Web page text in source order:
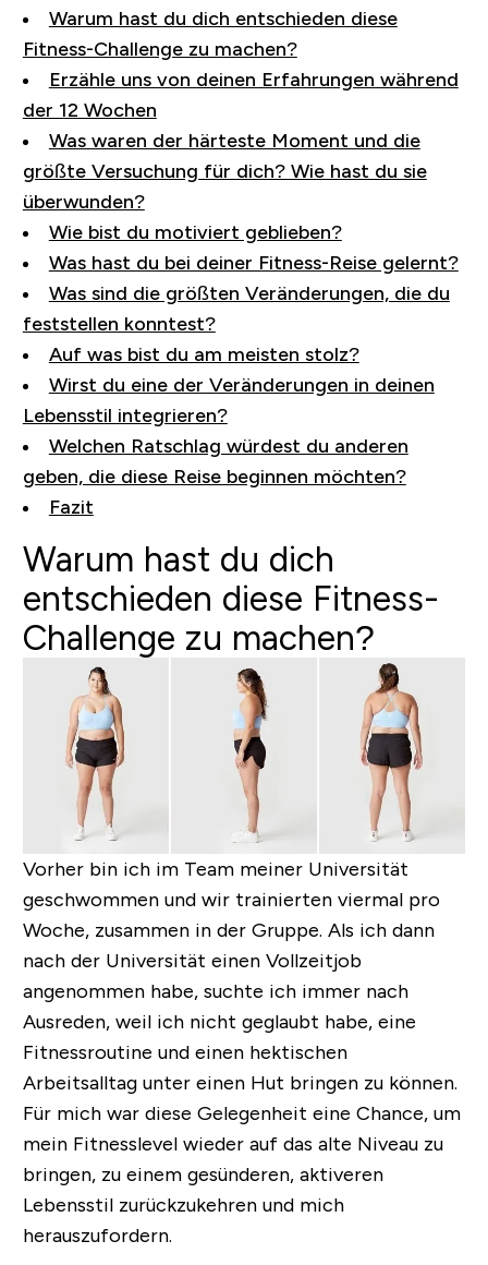
Warum hast du dich entschieden diese
Fitness-Challenge zu machen?
Erzähle uns von deinen Erfahrungen während
der 12 Wochen
Was waren der härteste Moment und die
größte Versuchung für dich? Wie hast du sie
überwunden?
Wie bist du motiviert geblieben?
Was hast du bei deiner Fitness-Reise gelernt?
Was sind die größten Veränderungen, die du
feststellen konntest?
Auf was bist du am meisten stolz?
Wirst du eine der Veränderungen in deinen
Lebensstil integrieren?
Welchen Ratschlag würdest du anderen
geben, die diese Reise beginnen möchten?
Fazit
Warum hast du dich
entschieden diese Fitness-
Challenge zu machen?
Vorher bin ich im Team meiner Universität
geschwommen und wir trainierten viermal pro
Woche, zusammen in der Gruppe. Als ich dann
nach der Universität einen Vollzeitjob
angenommen habe, suchte ich immer nach
Ausreden, weil ich nicht geglaubt habe, eine
Fitnessroutine und einen hektischen
Arbeitsalltag unter einen Hut bringen zu können.
Für mich war diese Gelegenheit eine Chance, um
mein Fitnesslevel wieder auf das alte Niveau zu
bringen, zu einem gesünderen, aktiveren
Lebensstil zurückzukehren und mich
herauszufordern.